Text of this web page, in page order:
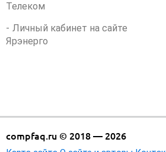
Телеком
Личный кабинет на сайте
Ярэнерго
compfaq.ru © 2018 — 2026